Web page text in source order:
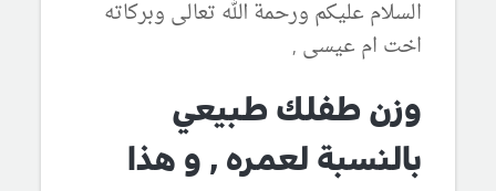
السلام عليكم ورحمة الله تعالى وبركاته
اخت ام عيسى ,
وزن طفلك طبيعي
بالنسبة لعمره , و هذا